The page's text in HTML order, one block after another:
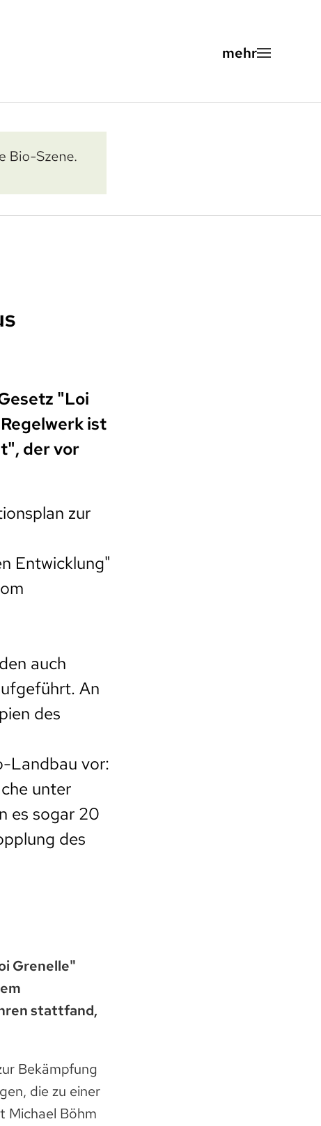
"Loi
ist
der vor
zur
Entwicklung"
auch
An
des
Landbau vor:
unter
es sogar 20
des
Grenelle"
stattfand,
Bekämpfung
die zu einer
Michael Böhm